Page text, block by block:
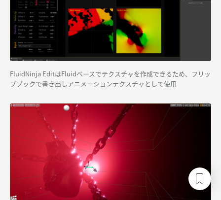
FluidNinja EditはFluidベースでテクスチャを作成できるため、フリッ
プブックで書き出しアニメーションテクスチャとして使用